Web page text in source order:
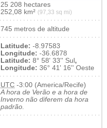
25 208 hectares
252,08 km² (97,33 sq mi)
745 metros de altitude
Latitude: -8.97583
Longitude: -36.6878
Latitude: 8° 58' 33'' Sul,
Longitude: 36° 41' 16'' Oeste
UTC -3:00 (America/Recife)
A hora de Verão e a hora de
Inverno não diferem da hora
padrão.